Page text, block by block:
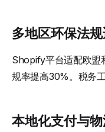
多地区环保法
Shopify平台适配欧盟
规率提高30%。税务
本地化支付与